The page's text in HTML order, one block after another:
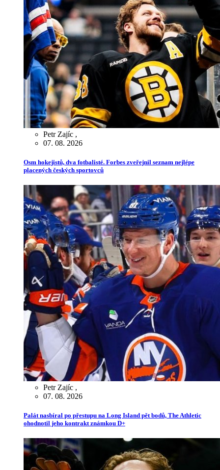
Petr Zajíc ,
07. 08. 2026
Osm hokejistů, dva fotbalisté. Forbes zveřejnil seznam nejlépe
placených českých sportovců
Petr Zajíc ,
07. 08. 2026
Palát nasbíral po přestupu na Long Island pět bodů, The Athletic
ohodnotil jeho kontrakt známkou D+